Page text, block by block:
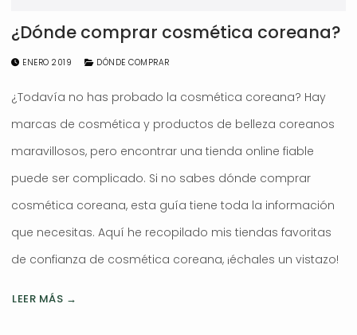
¿Dónde comprar cosmética coreana?
ENERO 2019 DÓNDE COMPRAR
¿Todavía no has probado la cosmética coreana? Hay
marcas de cosmética y productos de belleza coreanos
maravillosos, pero encontrar una tienda online fiable
puede ser complicado. Si no sabes dónde comprar
cosmética coreana, esta guía tiene toda la información
que necesitas. Aquí he recopilado mis tiendas favoritas
de confianza de cosmética coreana, ¡échales un vistazo!
LEER MÁS →